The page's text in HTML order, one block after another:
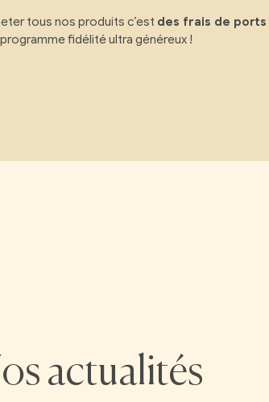
tous nos produits c’est des frais de
fidélité ultra généreux !
actualités